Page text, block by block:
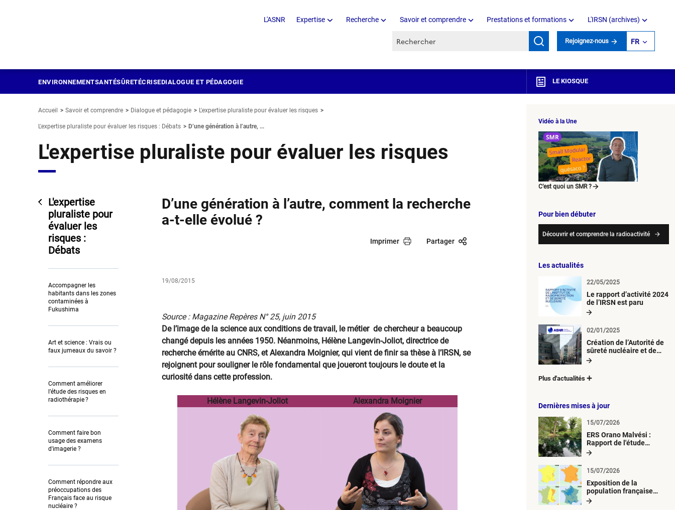
L'ASNR Expertise Recherche Savoir et comprendre Prestations et formations L'IRSN (archives)
Recherche par mots clés Rejoignez-nous FR
ENVIRONNEMENTSANTÉSÛRETÉCRISEDIALOGUE ET PÉDAGOGIE LE KIOSQUE
Accueil Savoir et comprendre Dialogue et pédagogie L'expertise pluraliste pour évaluer les risques
L'expertise pluraliste pour évaluer les risques : Débats D’une génération à l’autre, ...
L'expertise pluraliste pour évaluer les risques
L'expertise
pluraliste pour
évaluer les
risques :
Débats
Accompagner les
habitants dans les zones
contaminées à
Fukushima
Art et science : Vrais ou
faux jumeaux du savoir ?
Comment améliorer
l’étude des risques en
radiothérapie ?
Comment faire bon
usage des examens
d'imagerie ?
Comment répondre aux
préoccupations des
Français face au risque
nucléaire ?
D’une génération à l’autre, comment la recherche
a-t-elle évolué ?
Imprimer Partager
19/08/2015
Source : Magazine Repères N° 25, juin 2015
De l’image de la science aux conditions de travail, le métier de chercheur a beaucoup
changé depuis les années 1950. Néanmoins, Hélène Langevin-Joliot, directrice de
recherche émérite au CNRS, et Alexandra Moignier, qui vient de finir sa thèse à l’IRSN, se
rejoignent pour souligner le rôle fondamental que joueront toujours le doute et la
curiosité dans cette profession.
Hélène Langevin-Joliot Alexandra Moignier
Vidéo à la Une
C’est quoi un SMR ?
Pour bien débuter
Découvrir et comprendre la radioactivité
Les actualités
Le rapport d’activité 2024
de l’IRSN est paru
22/05/2025
Création de l’Autorité de
sûreté nucléaire et de
radioprotection (ASNR)
02/01/2025
Plus d'actualités
Dernières mises à jour
ERS Orano Malvési :
Rapport de l'étude
radiologique du milieu
15/07/2026
Exposition de la
population française
métropolitaine aux
15/07/2026